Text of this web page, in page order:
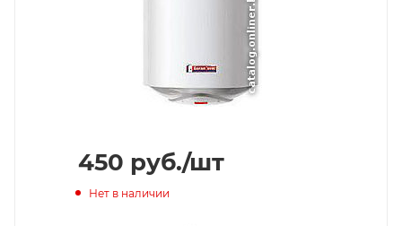
450 руб./шт
Нет в наличии